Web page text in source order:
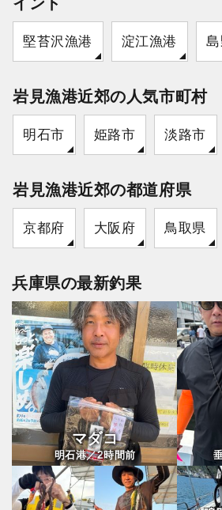
堅苔沢漁港 淀江漁港
岩見漁港近郊の人気市町村
明石市 姫路市 淡路市
岩見漁港近郊の都道府県
京都府 大阪府 鳥取県
兵庫県の最新釣果
マダコ
明石港／2時間前